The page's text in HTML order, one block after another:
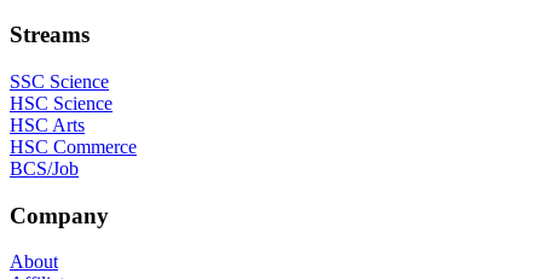
Streams
SSC Science
HSC Science
HSC Arts
HSC Commerce
BCS/Job
Company
About